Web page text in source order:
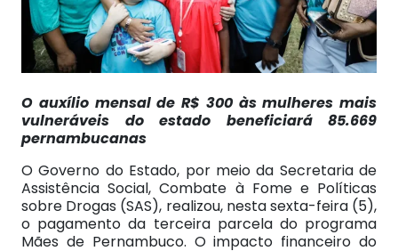
O auxílio mensal de R$ 300 às mulheres mais
vulneráveis do estado beneficiará 85.669
pernambucanas
O Governo do Estado, por meio da Secretaria de
Assistência Social, Combate à Fome e Políticas
sobre Drogas (SAS), realizou, nesta sexta-feira (5),
o pagamento da terceira parcela do programa
Mães de Pernambuco. O impacto financeiro do